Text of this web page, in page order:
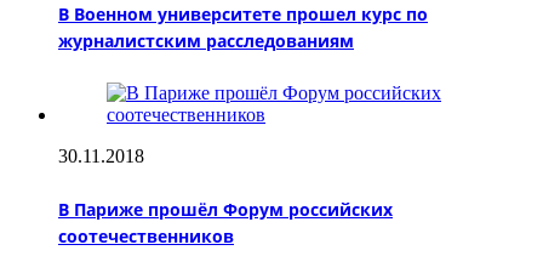
В Военном университете прошел курс по
журналистским расследованиям
30.11.2018
В Париже прошёл Форум российских
соотечественников